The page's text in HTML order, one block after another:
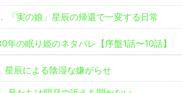
「実の娘」星辰の帰還で一変する日常
年の眠り姫のネタバレ【序盤1話〜10話】
星辰による陰湿な嫌がらせ